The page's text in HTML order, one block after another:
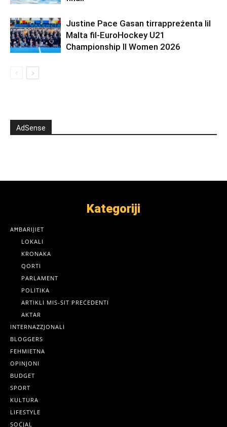
Justine Pace Gasan tirrappreżenta lil
Malta fil-EuroHockey U21
Championship II Women 2026
AdSense
Kategoriji
AĦBARIJIET
LOKALI
KRONAKA
QORTI
PARLAMENT
POLITIKA
ARTIKLI MIS-SIT PREĊEDENTI
AKTAR
INTERNAZZJONALI
BLOGGERS
FEHMIETNA
OPINJONI
BUDGET
SPORT
KULTURA
LIFESTYLE
SOĊJAL